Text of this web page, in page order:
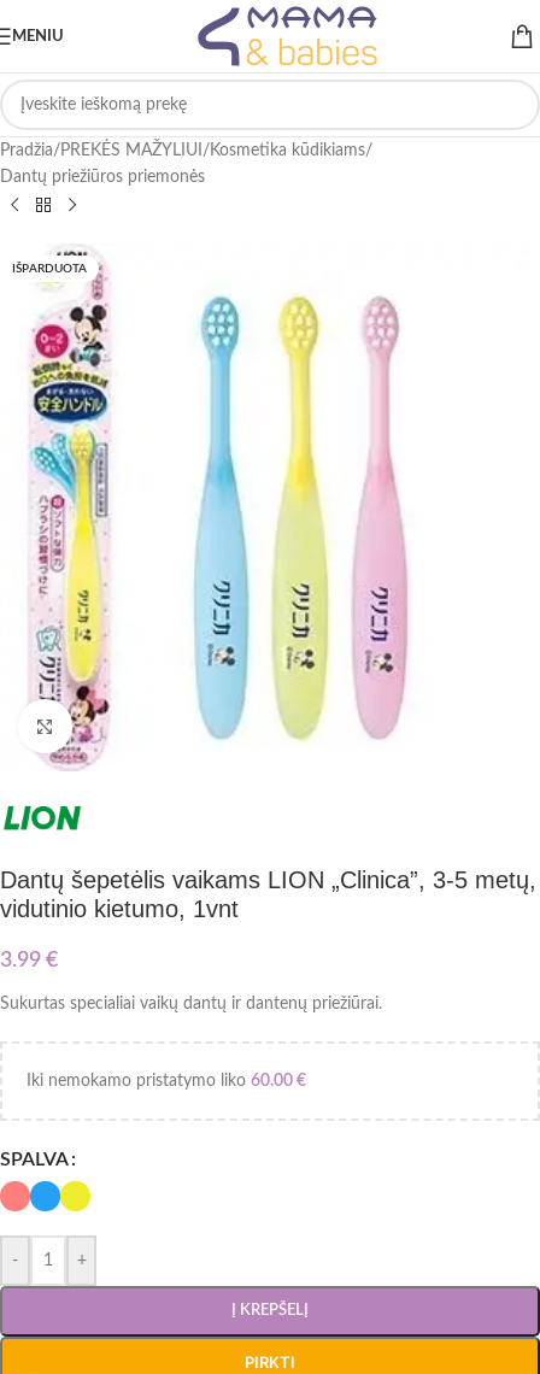
MENIU
Pradžia/ PREKĖS MAŽYLIUI / Kosmetika kūdikiams/
Dantų priežiūros priemonės
IŠPARDUOTA
Paspauskite nuotrauką, kad ją padidintumėte
Dantų šepetėlis vaikams LION „Clinica”, 3-5 metų,
vidutinio kietumo, 1vnt
3.99 €
Sukurtas specialiai vaikų dantų ir dantenų priežiūrai.
Iki nemokamo pristatymo liko 60.00 €
SPALVA
- +
Į KREPŠELĮ
PIRKTI